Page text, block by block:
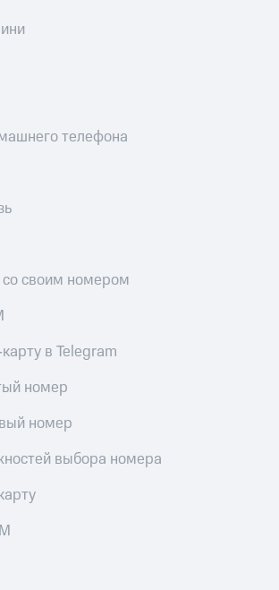
телефона
своим номером
в Telegram
номер
номер
выбора номера